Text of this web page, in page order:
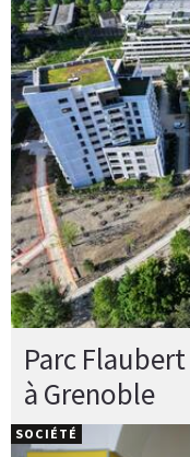
Parc
à Grenoble
SOCIÉTÉ